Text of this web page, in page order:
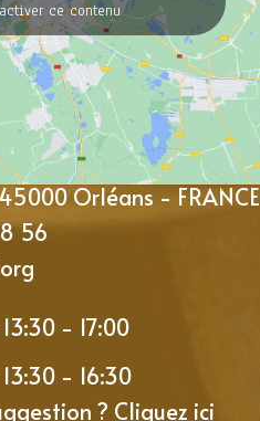
ce contenu
Orléans - FRANCE
56
- 17:00
- 16:30
? Cliquez ici